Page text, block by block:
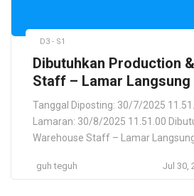
D3 - S1
Dibutuhkan Production
Staff – Lamar
rokok, food dan lain
Tanggal Diposting: 30/7/2025
Lamaran: 30/8/2025 11.51.00
Warehouse Staff – Lamar
Indonesia Kabupaten Mojokerto,
guh teguh Jul 30,